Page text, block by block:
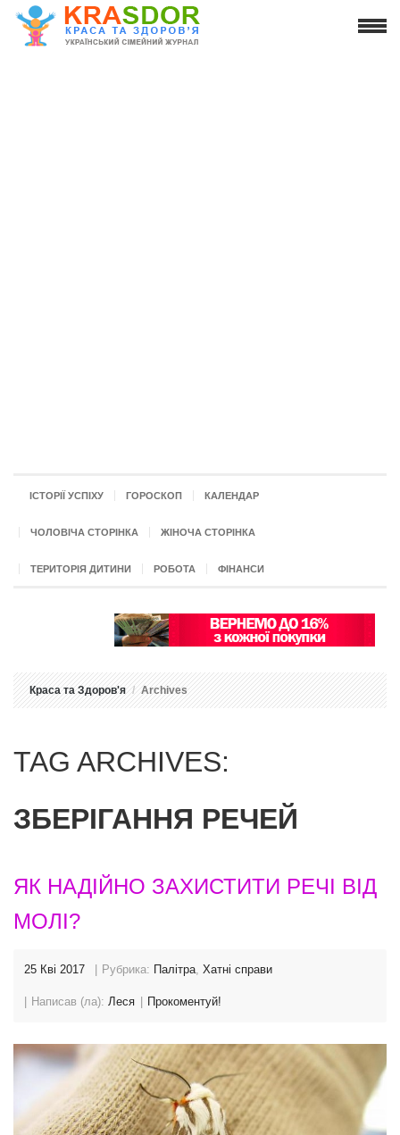
ІСТОРІЇ УСПІХУ ГОРОСКОП КАЛЕНДАР
ЧОЛОВІЧА СТОРІНКА ЖІНОЧА СТОРІНКА
ТЕРИТОРІЯ ДИТИНИ РОБОТА ФІНАНСИ
Краса та Здоров'я Archives
TAG ARCHIVES:
ЗБЕРІГАННЯ РЕЧЕЙ
ЯК НАДІЙНО ЗАХИСТИТИ РЕЧІ ВІД
МОЛІ?
25 Кві 2017 Рубрика: Палітра, Хатні справи
Написав (ла): Леся Прокоментуй!